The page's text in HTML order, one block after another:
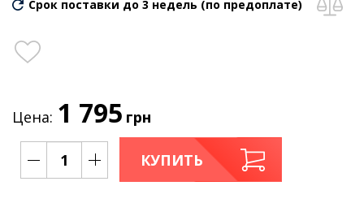
Срок поставки до 3 недель (по предоплате)
Цена: 1 795 грн
КУПИТЬ